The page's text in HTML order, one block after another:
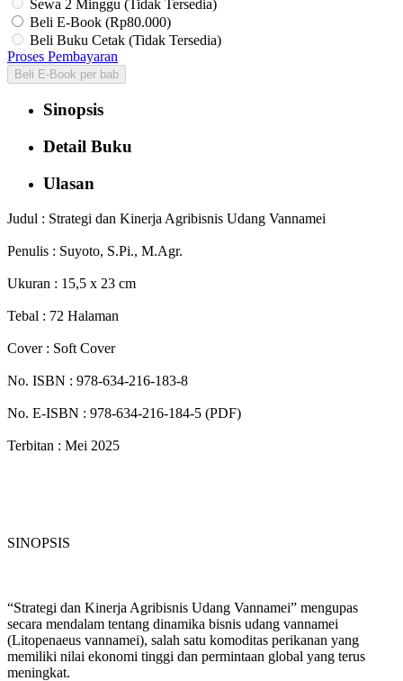
Sewa 2 Minggu (Tidak Tersedia)
Beli E-Book (Rp80.000)
Beli Buku Cetak (Tidak Tersedia)
Proses Pembayaran
Beli E-Book per bab
Sinopsis
Detail Buku
Ulasan
Judul : Strategi dan Kinerja Agribisnis Udang Vannamei
Penulis : Suyoto, S.Pi., M.Agr.
Ukuran : 15,5 x 23 cm
Tebal : 72 Halaman
Cover : Soft Cover
No. ISBN : 978-634-216-183-8
No. E-ISBN : 978-634-216-184-5 (PDF)
Terbitan : Mei 2025
SINOPSIS
“Strategi dan Kinerja Agribisnis Udang Vannamei” mengupas
secara mendalam tentang dinamika bisnis udang vannamei
(Litopenaeus vannamei), salah satu komoditas perikanan yang
memiliki nilai ekonomi tinggi dan permintaan global yang terus
meningkat.